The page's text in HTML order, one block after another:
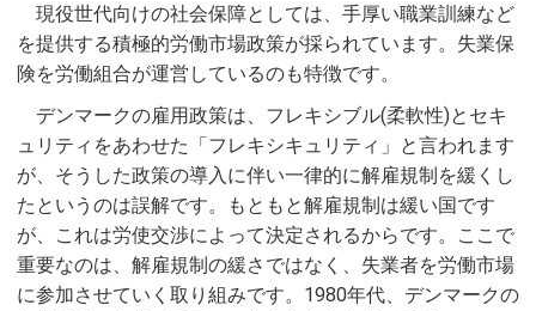
現役世代向けの社会保障としては、手厚い職業訓練など
を提供する積極的労働市場政策が採られています。失業保
険を労働組合が運営しているのも特徴です。
デンマークの雇用政策は、フレキシブル(柔軟性)とセキ
ュリティをあわせた「フレキシキュリティ」と言われます
が、そうした政策の導入に伴い一律的に解雇規制を緩くし
たというのは誤解です。もともと解雇規制は緩い国です
が、これは労使交渉によって決定されるからです。ここで
重要なのは、解雇規制の緩さではなく、失業者を労働市場
に参加させていく取り組みです。1980年代、デンマークの